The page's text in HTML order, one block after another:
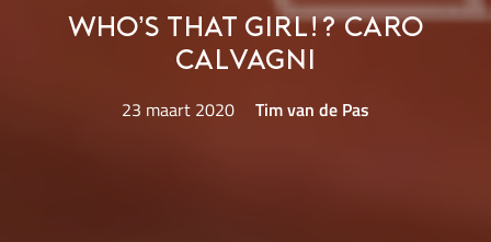
Who’s That Girl!? Caro
Calvagni
23 maart 2020 Tim van de Pas